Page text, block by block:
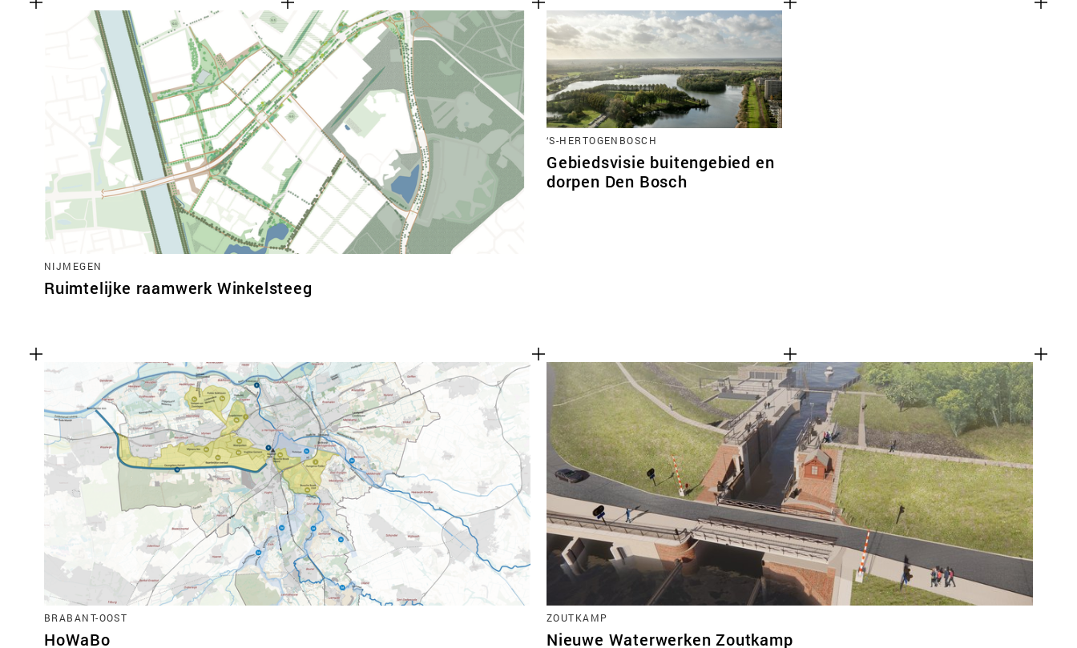
NIJMEGEN
Ruimtelijke raamwerk Winkelsteeg
‘S-HERTOGENBOSCH
Gebiedsvisie buitengebied en
dorpen Den Bosch
BRABANT-OOST
HoWaBo
ZOUTKAMP
Nieuwe Waterwerken Zoutkamp